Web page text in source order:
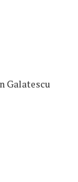
Galatescu